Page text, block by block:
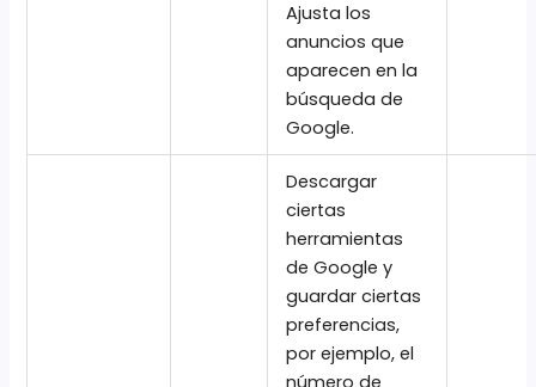
Ajusta los
anuncios que
aparecen en la
búsqueda de
Google.
Descargar
ciertas
herramientas
de Google y
guardar ciertas
preferencias,
por ejemplo, el